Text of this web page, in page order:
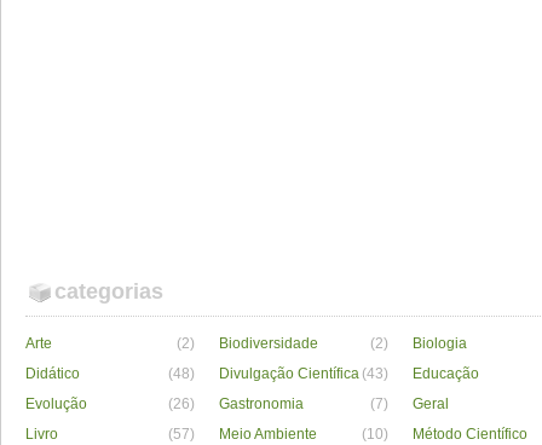
categorias
Arte (2) Biodiversidade (2)
Biologia
Didático
(48) Divulgação Científica (43)
Educação
Evolução
(26) Gastronomia (7)
Geral
Livro
(57) Meio Ambiente (10)
Método Científico